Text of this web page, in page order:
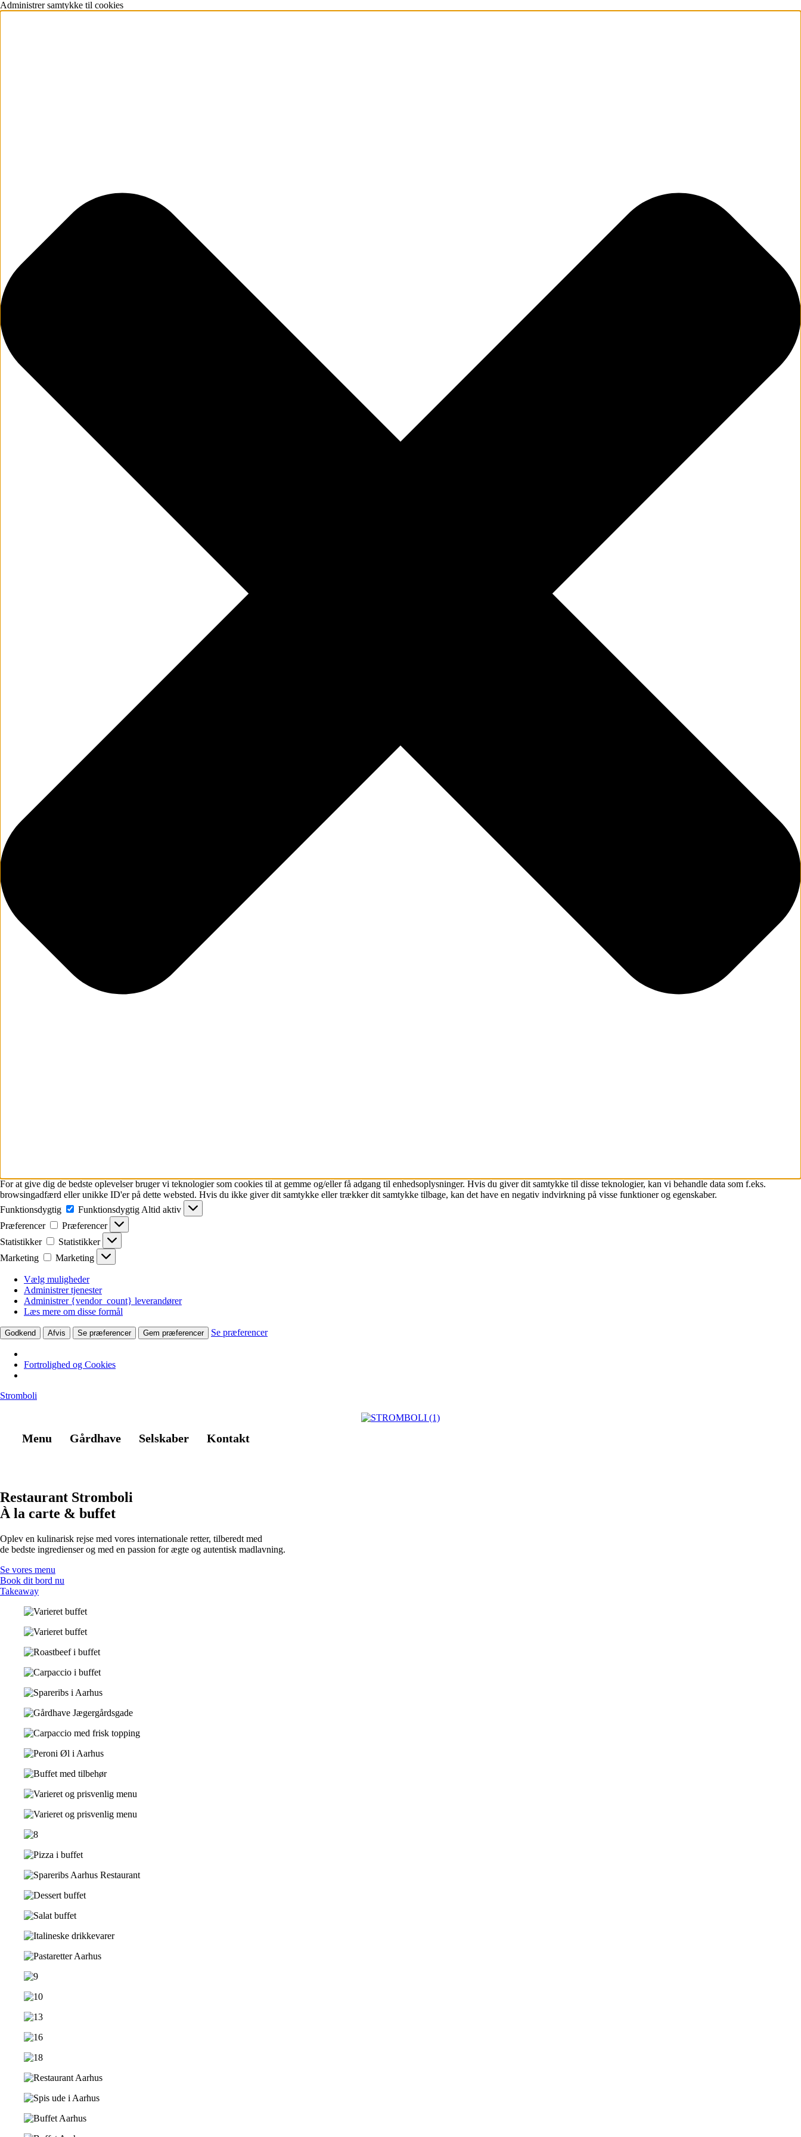
Administrer samtykke til cookies
For at give dig de bedste oplevelser bruger vi teknologier som cookies til at gemme og/eller få adgang til enhedsoplysninger. Hvis du giver dit samtykke til disse teknologier, kan vi behandle data som f.eks.
browsingadfærd eller unikke ID'er på dette websted. Hvis du ikke giver dit samtykke eller trækker dit samtykke tilbage, kan det have en negativ indvirkning på visse funktioner og egenskaber.
Funktionsdygtig
Funktionsdygtig Altid aktiv
Præferencer
Præferencer
Statistikker
Statistikker
Marketing
Marketing
Vælg muligheder
Administrer tjenester
Administrer {vendor_count} leverandører
Læs mere om disse formål
Godkend Afvis Se præferencer Gem præferencer Se præferencer
Fortrolighed og Cookies
Stromboli
Menu Gårdhave Selskaber Kontakt
Restaurant Stromboli
À la carte & buffet
Oplev en kulinarisk rejse med vores internationale retter, tilberedt med
de bedste ingredienser og med en passion for ægte og autentisk madlavning.
Se vores menu
Book dit bord nu
Takeaway